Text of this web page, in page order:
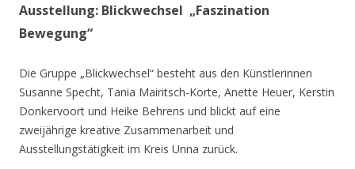
Ausstellung: Blickwechsel „Faszination
Bewegung“
Die Gruppe „Blickwechsel“ besteht aus den Künstlerinnen
Susanne Specht, Tania Mairitsch-Korte, Anette Heuer, Kerstin
Donkervoort und Heike Behrens und blickt auf eine
zweijährige kreative Zusammenarbeit und
Ausstellungstätigkeit im Kreis Unna zurück.